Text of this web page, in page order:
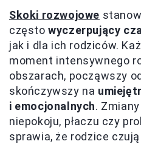
Skoki rozwojowe
częstowyczerpujący
jak i dla ich rodziców.
moment intensywnego
obszarach, począwszy
skończywszy na
i emocjonalnych.
niepokoju, płaczu czy
sprawia, że rodzice